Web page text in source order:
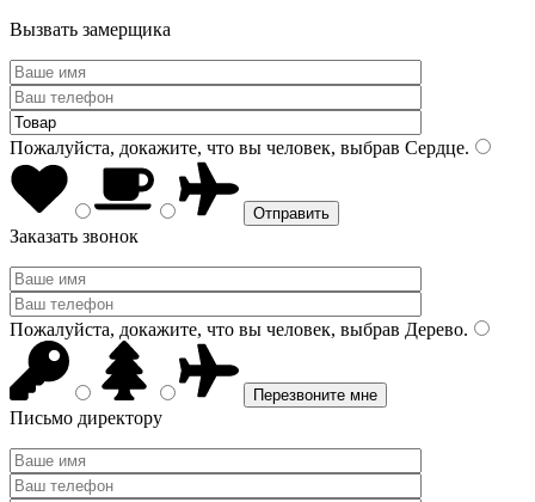
Вызвать замерщика
Пожалуйста, докажите, что вы человек, выбрав Сердце.
Заказать звонок
Пожалуйста, докажите, что вы человек, выбрав Дерево.
Письмо директору